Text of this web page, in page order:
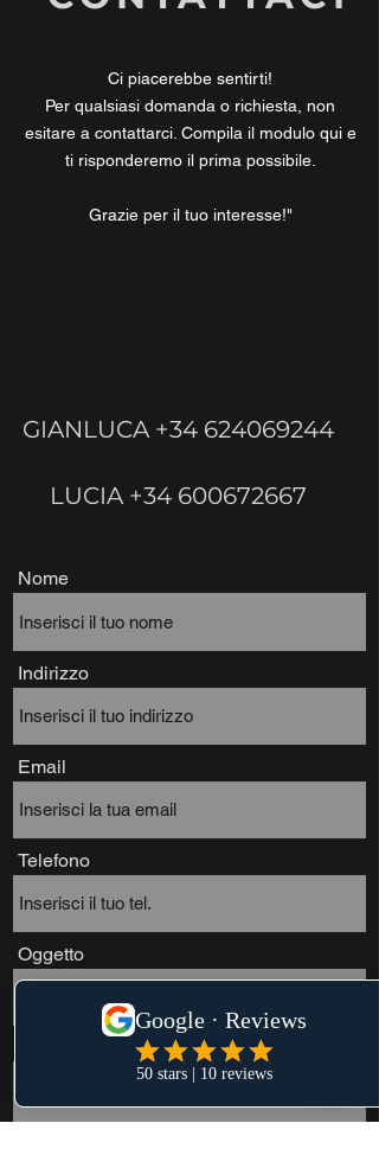
com
Ci piacerebbe sentirti!
Per qualsiasi domanda o richiesta, non
esitare a contattarci. Compila il modulo qui e
ti risponderemo il prima possibile.
Grazie per il tuo interesse!"
GIANLUCA +34 624069244
LUCIA +34 600672667
Nome
Indirizzo
Email
Telefono
Oggetto